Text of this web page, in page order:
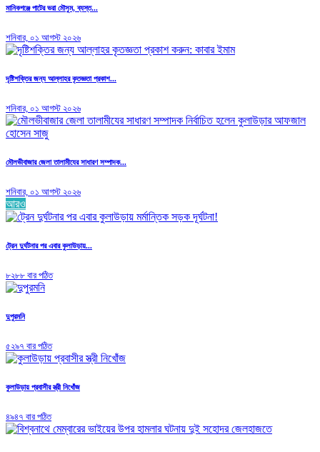
মানিকগঞ্জে পাটের ভরা মৌসুম, ব্যস্ত...
শনিবার, ০১ আগস্ট ২০২৬
দৃষ্টিশক্তির জন্য আল্লাহর কৃতজ্ঞতা প্রকাশ...
শনিবার, ০১ আগস্ট ২০২৬
মৌলভীবাজার জেলা তালামীযের সাধারণ সম্পাদক...
শনিবার, ০১ আগস্ট ২০২৬
আরও
ট্রেন দুর্ঘটনার পর এবার কুলাউড়ায়...
৮২৮৮ বার পঠিত
দুপুরমনি
৫২৯৭ বার পঠিত
কুলাউড়ায় প্রবাসীর স্ত্রী নিখোঁজ
৪৯৪৭ বার পঠিত